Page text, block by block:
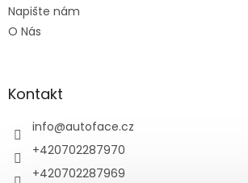
Napište nám
O Nás
Kontakt
info@autoface.cz
+420702287970
+420702287969